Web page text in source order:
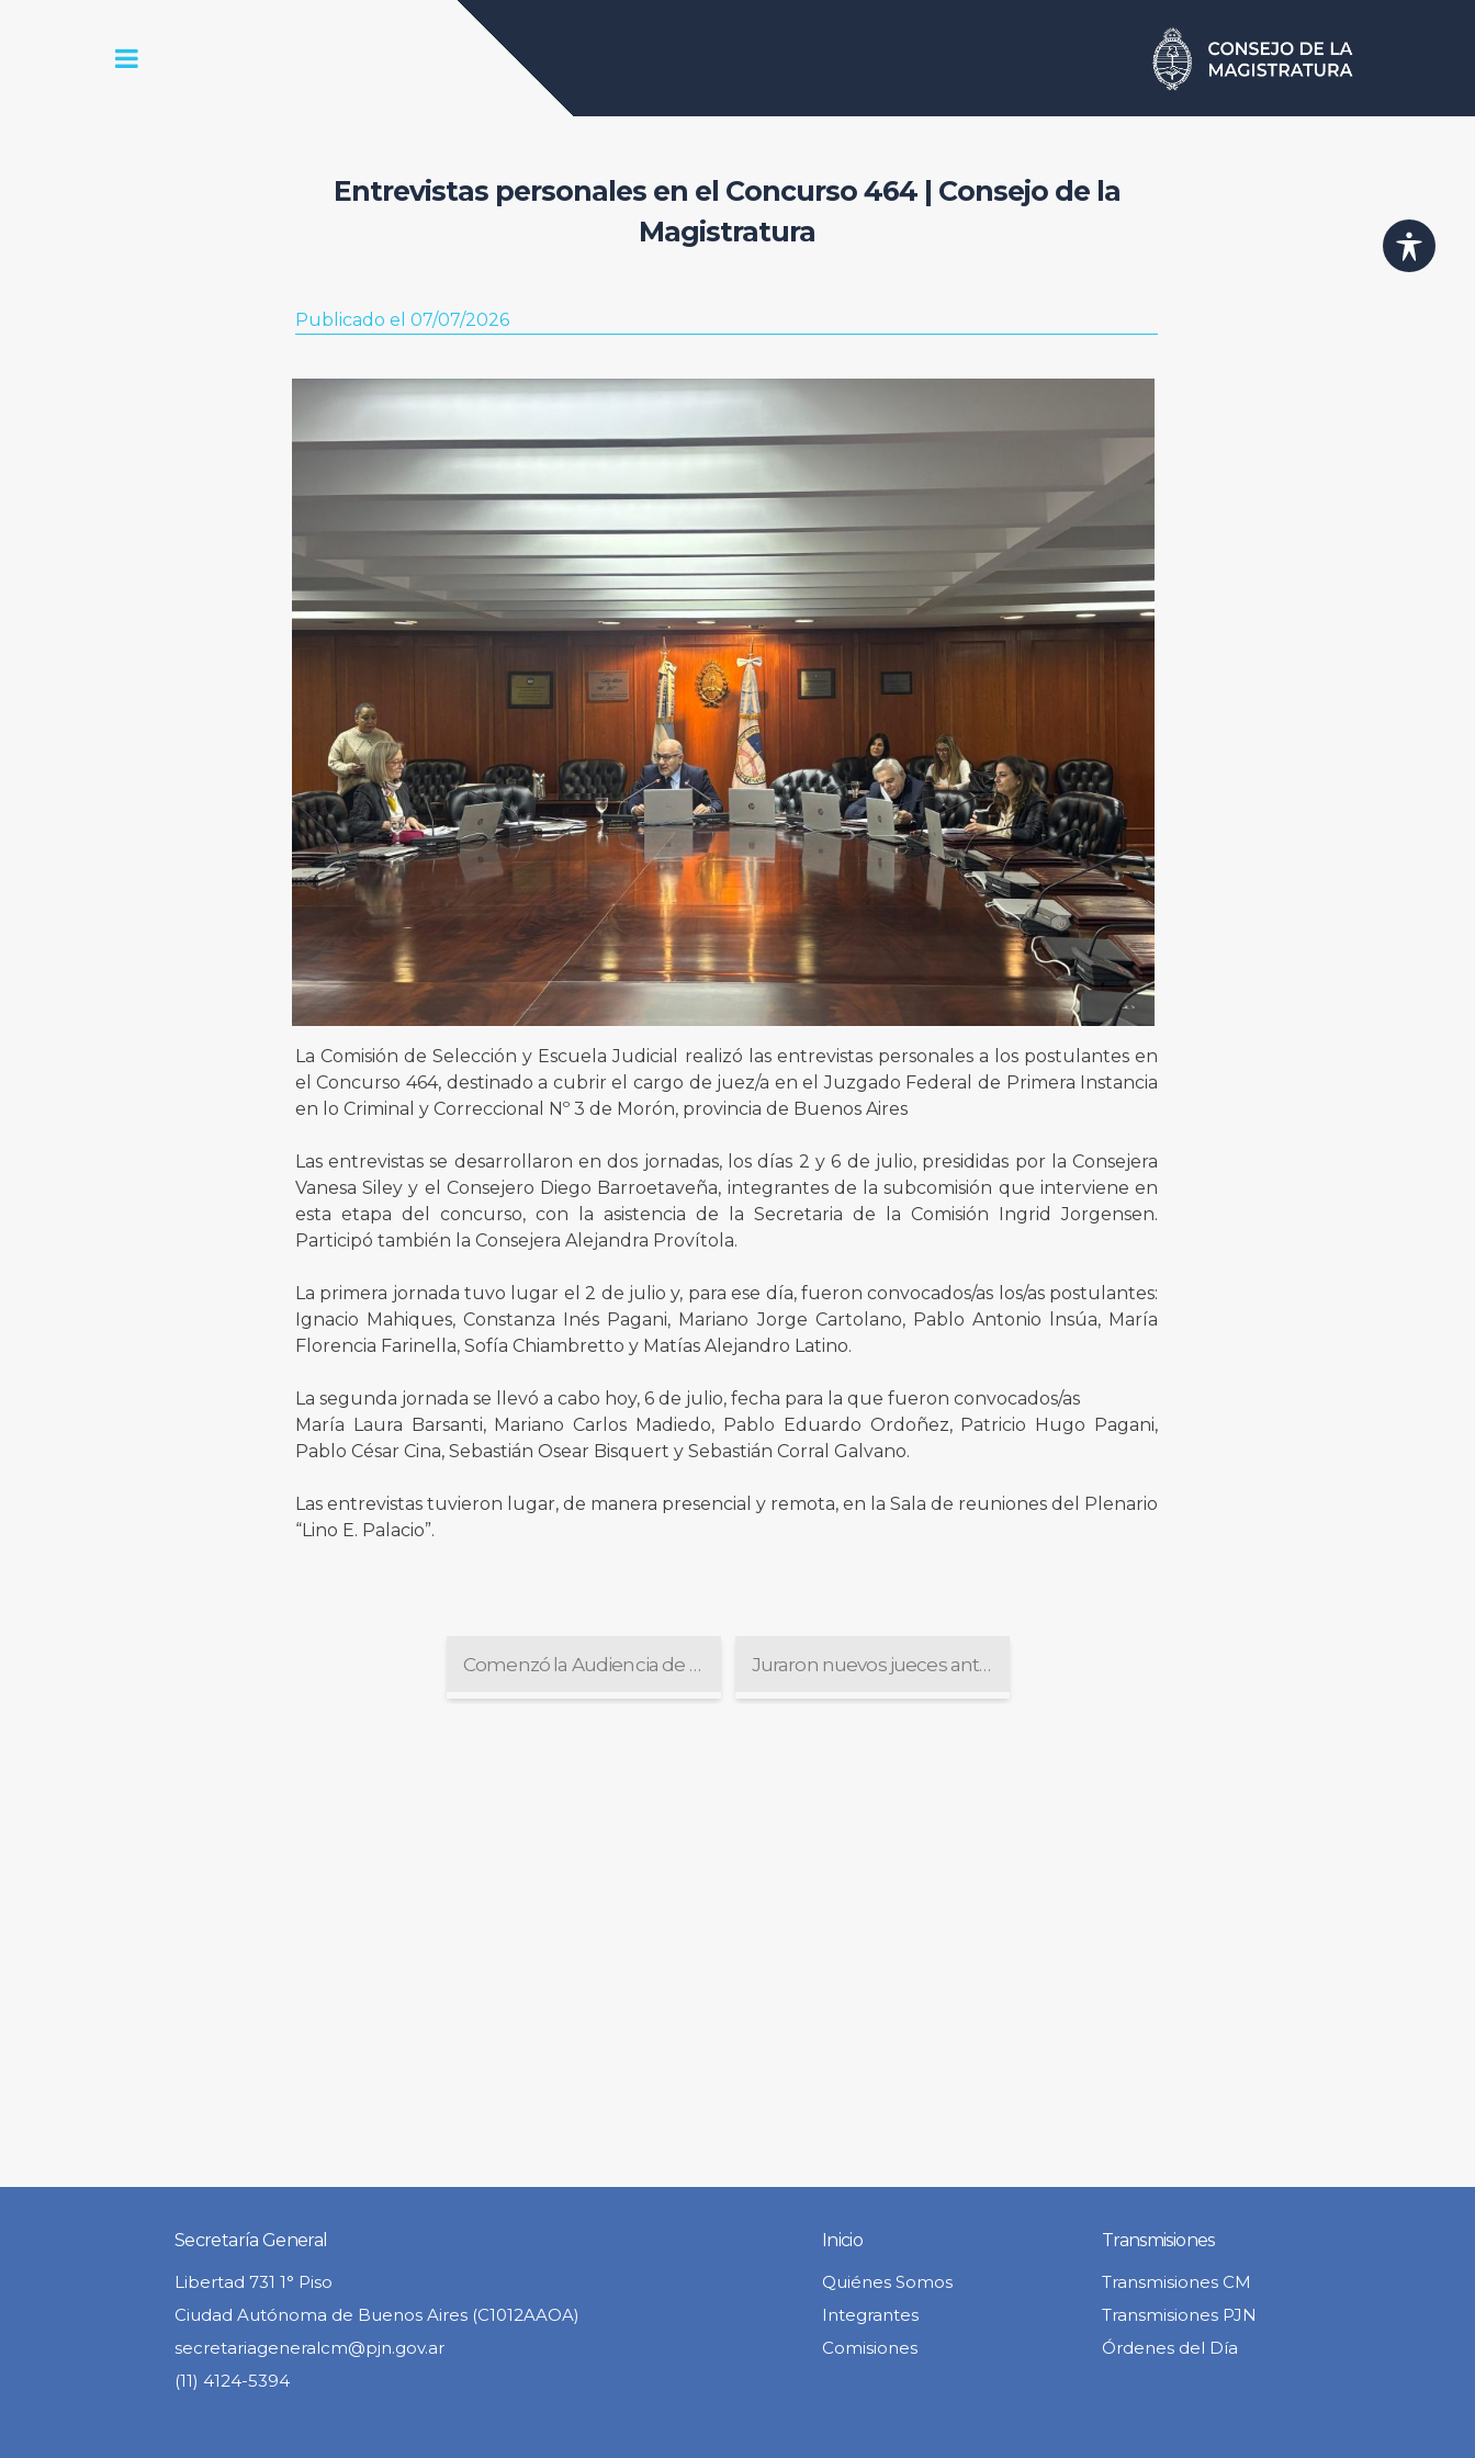
Entrevistas personales en el Concurso 464 | Consejo de la
Magistratura
Publicado el 07/07/2026
La Comisión de Selección y Escuela Judicial realizó las entrevistas personales a los postulantes en
el Concurso 464, destinado a cubrir el cargo de juez/a en el Juzgado Federal de Primera Instancia
en lo Criminal y Correccional Nº 3 de Morón, provincia de Buenos Aires
Las entrevistas se desarrollaron en dos jornadas, los días 2 y 6 de julio, presididas por la Consejera
Vanesa Siley y el Consejero Diego Barroetaveña, integrantes de la subcomisión que interviene en
esta etapa del concurso, con la asistencia de la Secretaria de la Comisión Ingrid Jorgensen.
Participó también la Consejera Alejandra Provítola.
La primera jornada tuvo lugar el 2 de julio y, para ese día, fueron convocados/as los/as postulantes:
Ignacio Mahiques, Constanza Inés Pagani, Mariano Jorge Cartolano, Pablo Antonio lnsúa, María
Florencia Farinella, Sofía Chiambretto y Matías Alejandro Latino.
La segunda jornada se llevó a cabo hoy, 6 de julio, fecha para la que fueron convocados/as
María Laura Barsanti, Mariano Carlos Madiedo, Pablo Eduardo Ordoñez, Patricio Hugo Pagani,
Pablo César Cina, Sebastián Osear Bisquert y Sebastián Corral Galvano.
Las entrevistas tuvieron lugar, de manera presencial y remota, en la Sala de reuniones del Plenario
“Lino E. Palacio”.
Comenzó la Audiencia de debate en la causa seguida contra Alfredo López ante el Jurado de Enjuiciamiento Juraron nuevos jueces ante la Cámara Nacional de Apelaciones en lo Civil
Secretaría General
Libertad 731 1° Piso
Ciudad Autónoma de Buenos Aires (C1012AAOA)
secretariageneralcm@pjn.gov.ar
(11) 4124-5394
Inicio
Quiénes Somos
Integrantes
Comisiones
Transmisiones
Transmisiones CM
Transmisiones PJN
Órdenes del Día